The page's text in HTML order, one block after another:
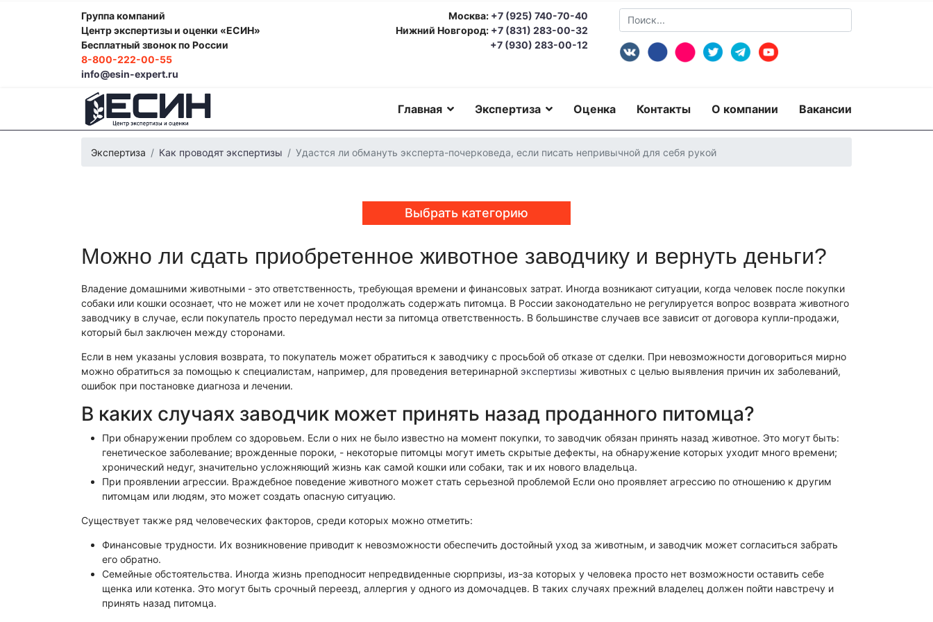
Группа компаний
Центр экспертизы и оценки «ЕСИН»
Бесплатный звонок по России
8-800-222-00-55
info@esin-expert.ru
Москва: +7 (925) 740-70-40
Нижний Новгород: +7 (831) 283-00-32
+7 (930) 283-00-12
Главная Экспертиза Оценка Контакты О компании Вакансии
Экспертиза Как проводят экспертизы Удастся ли обмануть эксперта-почерковеда, если писать непривычной для себя рукой
Выбрать категорию
Фоноскопическая экспертиза Психологическая экспертиза Автотехническая экспертиза Юридическая экспертизаЭкспертиза изделий из металлов
Экспертиза электробытовой техники
Экономическая экспертиза
Техническая экспертиза документов
Лингвистическая экспертизаКомпьютерно-техническая экспертизаГеммологическая экспертиза (ювелирная)Экспертиза видео- и звукозаписей
Автороведческая экспертизаТовароведческая экспертизаЭкспериза игрового оборудования Экспертиза по технике безопасности
Физико-химическая экспертиза
Электротехническая экспертиза
Можно ли сдать приобретенное животное заводчику и вернуть деньги?
Владение домашними животными - это ответственность, требующая времени и финансовых затрат. Иногда возникают ситуации, когда человек после покупки
собаки или кошки осознает, что не может или не хочет продолжать содержать питомца. В России законодательно не регулируется вопрос возврата животного
заводчику в случае, если покупатель просто передумал нести за питомца ответственность. В большинстве случаев все зависит от договора купли-продажи,
который был заключен между сторонами.
Если в нем указаны условия возврата, то покупатель может обратиться к заводчику с просьбой об отказе от сделки. При невозможности договориться мирно
можно обратиться за помощью к специалистам, например, для проведения ветеринарной экспертизы животных с целью выявления причин их заболеваний,
ошибок при постановке диагноза и лечении.
В каких случаях заводчик может принять назад проданного питомца?
При обнаружении проблем со здоровьем. Если о них не было известно на момент покупки, то заводчик обязан принять назад животное. Это могут быть:
генетическое заболевание; врожденные пороки, - некоторые питомцы могут иметь скрытые дефекты, на обнаружение которых уходит много времени;
хронический недуг, значительно усложняющий жизнь как самой кошки или собаки, так и их нового владельца.
При проявлении агрессии. Враждебное поведение животного может стать серьезной проблемой Если оно проявляет агрессию по отношению к другим
питомцам или людям, это может создать опасную ситуацию.
Существует также ряд человеческих факторов, среди которых можно отметить:
Финансовые трудности. Их возникновение приводит к невозможности обеспечить достойный уход за животным, и заводчик может согласиться забрать
его обратно.
Семейные обстоятельства. Иногда жизнь преподносит непредвиденные сюрпризы, из-за которых у человека просто нет возможности оставить себе
щенка или котенка. Это могут быть срочный переезд, аллергия у одного из домочадцев. В таких случаях прежний владелец должен пойти навстречу и
принять назад питомца.